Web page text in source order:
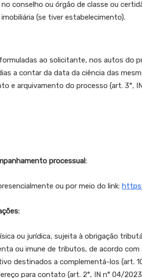
conselho ou órgão de classe ou
(se tiver estabelecimento).
ao solicitante, nos autos do
a contar da data da ciência das
e arquivamento do processo (art. 3°,
processual:
ou por meio do link:
ou jurídica, sujeita à obrigação
ou imune de tributos, de acordo
destinados a complementá-los (art.
para contato (art. 2°, IN n° 04/